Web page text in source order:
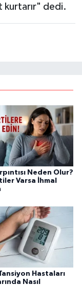
kurtarır" dedi.
Neden Olur?
Varsa İhmal
Hastaları
Nasıl